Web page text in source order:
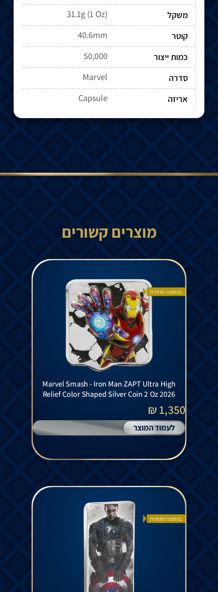
משקל
31.1g (1 Oz)
קוטר
40.6mm
כמות ייצור
50,000
סדרה
Marvel
אריזה
Capsule
מוצרים קשורים
בהזמנה מיוחדת
Marvel Smash - Iron Man ZAPT Ultra High
Relief Color Shaped Silver Coin 2 Oz 2026
1,350 ₪
לעמוד המוצר
בהזמנה מיוחדת